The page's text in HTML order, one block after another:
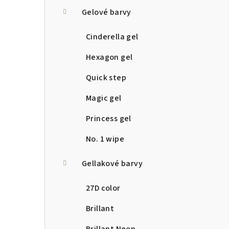
Gelové barvy
Cinderella gel
Hexagon gel
Quick step
Magic gel
Princess gel
No. 1 wipe
Gellakové barvy
27D color
Brillant